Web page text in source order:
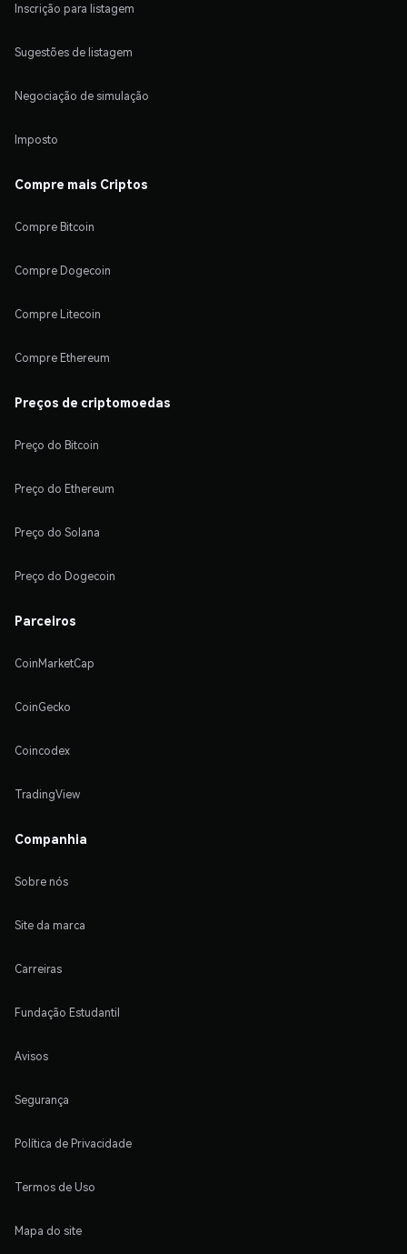
Inscrição para listagem
Sugestões de listagem
Negociação de simulação
Imposto
Compre mais Criptos
Compre Bitcoin
Compre Dogecoin
Compre Litecoin
Compre Ethereum
Preços de criptomoedas
Preço do Bitcoin
Preço do Ethereum
Preço do Solana
Preço do Dogecoin
Parceiros
CoinMarketCap
CoinGecko
Coincodex
TradingView
Companhia
Sobre nós
Site da marca
Carreiras
Fundação Estudantil
Avisos
Segurança
Política de Privacidade
Termos de Uso
Mapa do site